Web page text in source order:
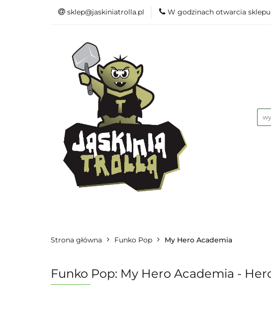
sklep@jaskiniatrolla.pl W godzinach otwarcia sklepu
Strona główna Funko Pop My Hero Academia
Funko Pop: My Hero Academia -